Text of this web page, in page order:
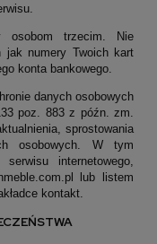
osobom trzecim. Nie
jak numery Twoich kart
konta bankowego.
danych osobowych
poz. 883 z późn. zm.
sprostowania
osobowych. W tym
internetowego,
lub listem
kontakt.